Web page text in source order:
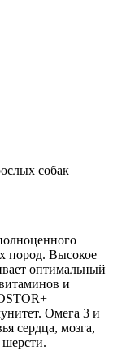
собак
пород. Высокое
оптимальный
и
Омега 3 и
сердца, мозга,